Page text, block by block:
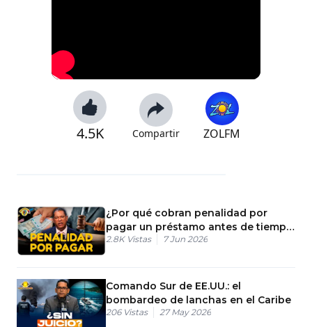
4.5K Compartir ZOLFM
¿Por qué cobran penalidad por
pagar un préstamo antes de tiempo
en RD?
2.8K Vistas 7 Jun 2026
Comando Sur de EE.UU.: el
bombardeo de lanchas en el Caribe
206 Vistas 27 May 2026